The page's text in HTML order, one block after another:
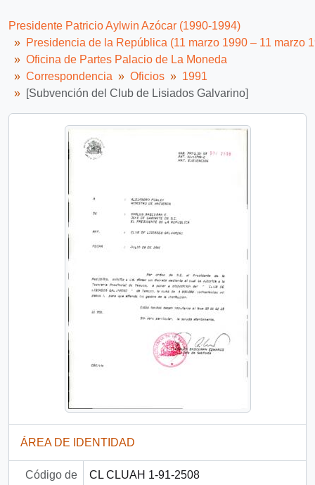
Presidente Patricio Aylwin Azócar (1990-1994)
Presidencia de la República (11 marzo 1990 – 11 marzo
Oficina de Partes Palacio de La Moneda
Correspondencia
Oficios
1991
[Subvención del Club de Lisiados Galvarino]
ÁREA DE IDENTIDAD
Código de CL CLUAH 1-91-2508